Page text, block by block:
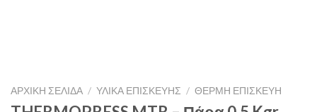
ΑΡΧΙΚΉ ΣΕΛΊΔΑ / ΥΛΙΚΑ ΕΠΙΣΚΕΥΗΣ / ΘΕΡΜΉ ΕΠΙΣΚΕΥΉ